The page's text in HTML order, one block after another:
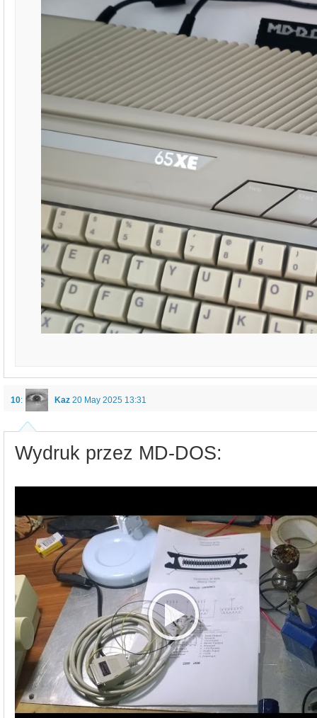
10: Kaz 20 May 2025 13:31
Wydruk przez MD-DOS: